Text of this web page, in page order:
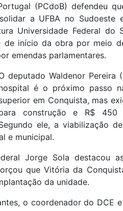
(PCdoB) defendeu
a UFBA no Sudoeste
Universidade Federal do
de início da obra por meio
emendas parlamentares.
deputado Waldenor Pereira
é o próximo passo
em Conquista, mas
construção e R$ 450
ele, a viabilização
e municipal.
Jorge Sola destacou
que Vitória da
da unidade.
o coordenador do DCE